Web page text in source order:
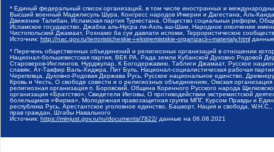
* Единый федеральный список организаций, в том числе иностранных и
Высший военный Маджлисуль Шура, Конгресс народов Ичкерии и Дагестана, Аль-
Движение Талибан, Исламская партия Туркестана, Общество социальных реформ,
Исламское государство, Джабха аль-Нусра ли-Ахль аш-Шам, Народное ополчение
Чистопольский Джамаат, Рохнамо ба суи давлати исломи, Террористическое
Источник: http://nac.gov.ru/terroristicheskie-i-ekstremistskie-organizacii-i-materialy.html
* Перечень общественных объединений и религиозных организаций в отношении
Национал-большевистская партия, ВЕК РА, Рада земли Кубанской Духовно Родовой
Староверов-Инглингов, Нурджулар, К Богодержавию, Таблиги Джамаат, Русское
славян, Ат-Такфир Валь-Хиджра, Пит Буль, Национал-социалистическая рабочая
Череповца, Духовно-Родовая Держава Русь, Русское национальное единство,
Кровь и Честь, О свободе совести и о религиозных объединениях, Омская
религиозная организация п. Боровский, Община Коренного Русского народа
организация «Братство», Свидетели Иеговы, О противодействии экстремистской
болельщиков «Фирма», Молодежная правозащитная группа МПГ, Курсом Правды и
республика Русь, Арестантское уголовное единство, Башкорт, Нация и свобода,
прав граждан, Штабы Навального
Источник: https://minjust.gov.ru/ru/documents/7822/ данные на 06.08.2021